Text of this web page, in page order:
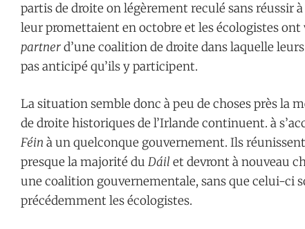
partis de droite on légèrement reculé sans réussir
leur promettaient en octobre et les écologistes
partnerd’une coalition de droite dans laquelle
pas anticipé qu’ils y participent.
La situation semble donc à peu de choses près la
de droite historiques de l’Irlande continuent. à
Féin à un quelconque gouvernement. Ils
presque la majorité du Dáil et devront à nouveau
une coalition gouvernementale, sans que celui-ci
précédemment les écologistes.